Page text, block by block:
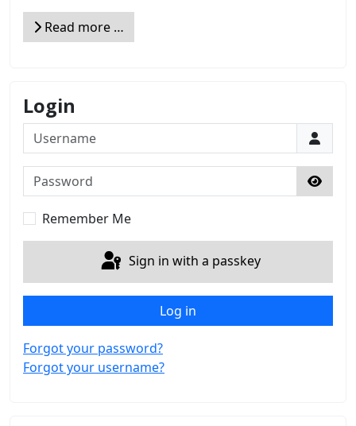
Read more …
Login
Username
Password
Show
Remember Me
Sign in with a passkey
Log in
Forgot your password?
Forgot your username?